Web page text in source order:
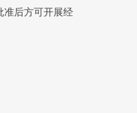
准后方可开展经